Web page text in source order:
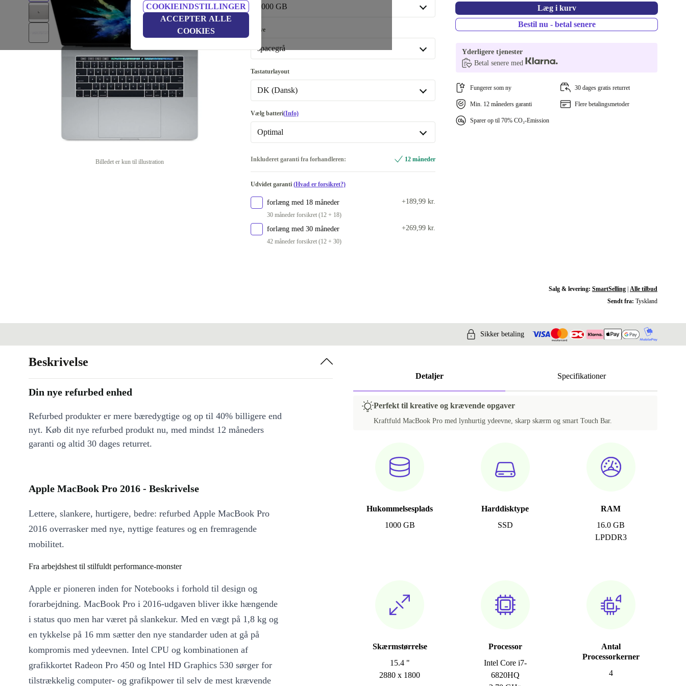
COOKIEINDSTILLINGER
ACCEPTER ALLE
COOKIES
Billedet er kun til illustration
1000 GB
1000 GB
Fås også med andre konfigurationer
2000 GB +970 kr.
Farve
spacegrå
spacegrå
sølv +630 kr.
Tastaturlayout
DK (Dansk)
DK (Dansk)
FI (finsk) +494 kr.
US (US Engelsk) +930 kr.
Vælg batteri(Info)
Optimal
Nyt
Inkluderet garanti fra forhandleren: 12 måneder
Udvidet garanti (Hvad er forsikret?)
forlæng med 18 måneder
30 måneder forsikret (12 + 18)
+189,99 kr.
forlæng med 30 måneder
42 måneder forsikret (12 + 30)
+269,99 kr.
Læg i kurv
Bestil nu - betal senere
Yderligere tjenester
Betal senere med
Fungerer som ny 30 dages gratis returret
Min. 12 måneders garanti Flere betalingsmetoder
Sparer op til 70% CO₂-Emission
Salg & levering: SmartSelling| Alle tilbud
Sendt fra: Tyskland
Sikker betaling
Detaljer Specifikationer
Perfekt til kreative og krævende opgaver
Kraftfuld MacBook Pro med lynhurtig ydeevne, skarp skærm og smart Touch Bar.
Hukommelsesplads
1000 GB
Harddisktype
SSD
RAM
16.0 GB
LPDDR3
Skærmstørrelse
15.4 "
2880 x 1800
Processor
Intel Core i7-
6820HQ
Antal
Processorkerner
4
Beskrivelse
Din nye refurbed enhed
Refurbed produkter er mere bæredygtige og op til 40% billigere end
nyt. Køb dit nye refurbed produkt nu, med mindst 12 måneders
garanti og altid 30 dages returret.
Apple MacBook Pro 2016 - Beskrivelse
Lettere, slankere, hurtigere, bedre: refurbed Apple MacBook Pro
2016 overrasker med nye, nyttige features og en fremragende
mobilitet.
Fra arbejdshest til stilfuldt performance-monster
Apple er pioneren inden for Notebooks i forhold til design og
forarbejdning. MacBook Pro i 2016-udgaven bliver ikke hængende
i status quo men har været på slankekur. Med en vægt på 1,8 kg og
en tykkelse på 16 mm sætter den nye standarder uden at gå på
kompromis med ydeevnen. Intel CPU og kombinationen af
grafikkortet Radeon Pro 450 og Intel HD Graphics 530 sørger for
tilstrækkelig computer- og grafikpower til selv de mest krævende